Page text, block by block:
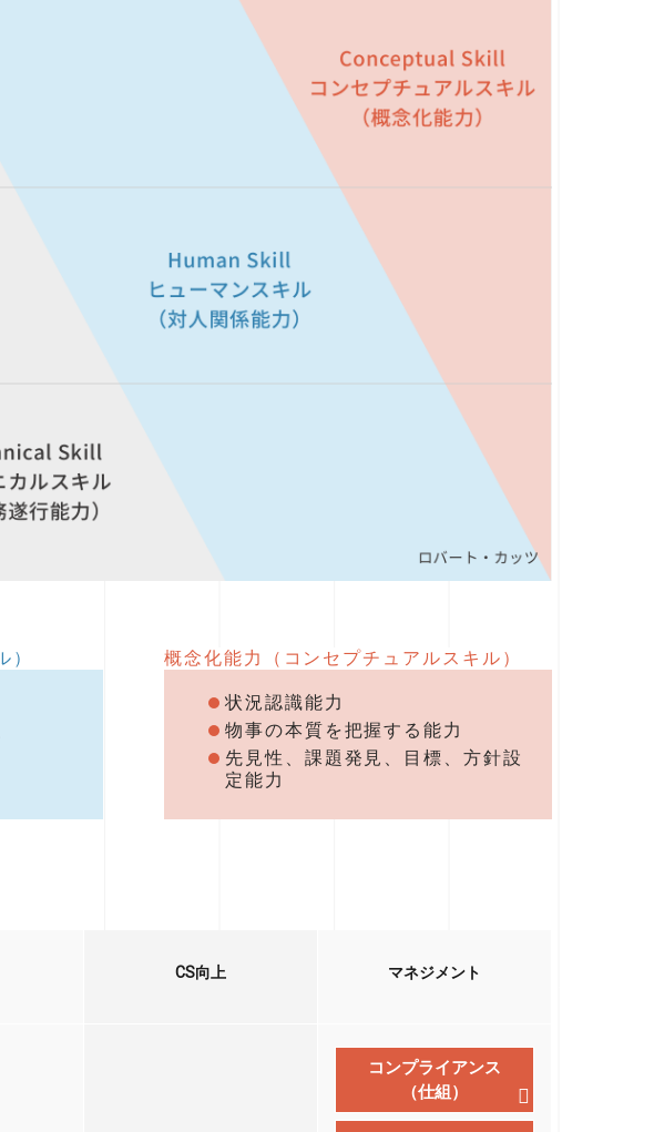
概念化能力（コンセプチュアルスキル）
状況認識能力
物事の本質を把握する能力
先見性、課題発見、目標、方針設
定能力
CS向上 マネジメント
コンプライアンス
（仕組）